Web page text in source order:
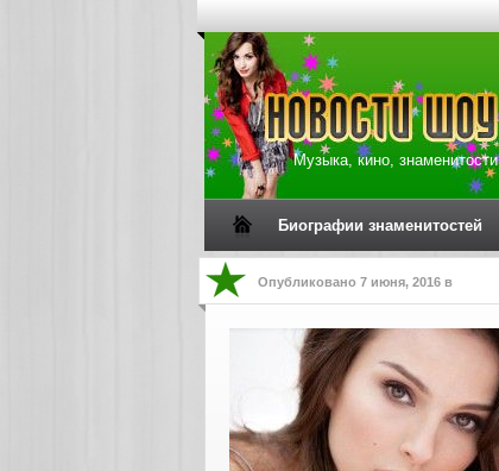
Музыка, кино, знаменитости
Биографии знаменитостей
Опубликовано 7 июня, 2016 в